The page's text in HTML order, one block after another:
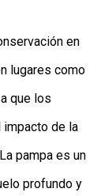
en
lugares como
que los
de la
pampa es un
profundo y